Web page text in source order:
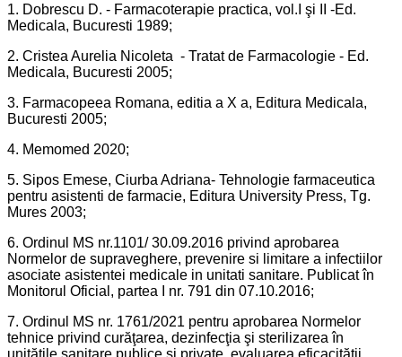
1. Dobrescu D. - Farmacoterapie practica, vol.I şi II -Ed.
Medicala, Bucuresti 1989;
2. Cristea Aurelia Nicoleta - Tratat de Farmacologie - Ed.
Medicala, Bucuresti 2005;
3. Farmacopeea Romana, editia a X a, Editura Medicala,
Bucuresti 2005;
4. Memomed 2020;
5. Sipos Emese, Ciurba Adriana- Tehnologie farmaceutica
pentru asistenti de farmacie, Editura University Press, Tg.
Mures 2003;
6. Ordinul MS nr.1101/ 30.09.2016 privind aprobarea
Normelor de supraveghere, prevenire si limitare a infectiilor
asociate asistentei medicale in unitati sanitare. Publicat în
Monitorul Oficial, partea I nr. 791 din 07.10.2016;
7. Ordinul MS nr. 1761/2021 pentru aprobarea Normelor
tehnice privind curăţarea, dezinfecţia şi sterilizarea în
unităţile sanitare publice şi private, evaluarea eficacității